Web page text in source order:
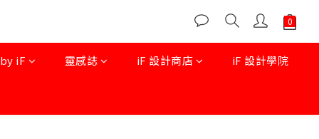
iF 靈感誌 iF 設計商店 iF 設計學院